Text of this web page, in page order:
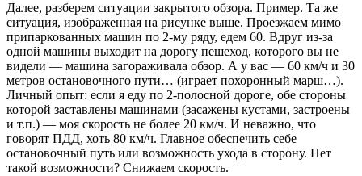
Далее, разберем ситуации закрытого обзора. Пример. Та же
ситуация, изображенная на рисунке выше. Проезжаем мимо
припаркованных машин по 2-му ряду, едем 60. Вдруг из-за
одной машины выходит на дорогу пешеход, которого вы не
видели — машина загораживала обзор. А у вас — 60 км/ч и 30
метров остановочного пути… (играет похоронный марш…).
Личный опыт: если я еду по 2-полосной дороге, обе стороны
которой заставлены машинами (засажены кустами, застроены
и т.п.) — моя скорость не более 20 км/ч. И неважно, что
говорят ПДД, хоть 80 км/ч. Главное обеспечить себе
остановочный путь или возможность ухода в сторону. Нет
такой возможности? Снижаем скорость.